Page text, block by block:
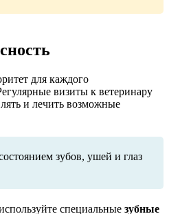
для каждого
визиты к ветеринару
и лечить возможные
зубов, ушей и глаз
специальные зубные